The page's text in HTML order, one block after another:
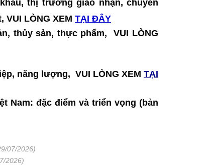
thị trường giao nhận, chuyển
LÒNG XEM TẠI ĐÂY
thủy sản, thực phẩm, VUI LÒNG
năng lượng, VUI LÒNG XEM TẠI
Nam: đặc điểm và triển vọng (bản
07/2026)
2026)